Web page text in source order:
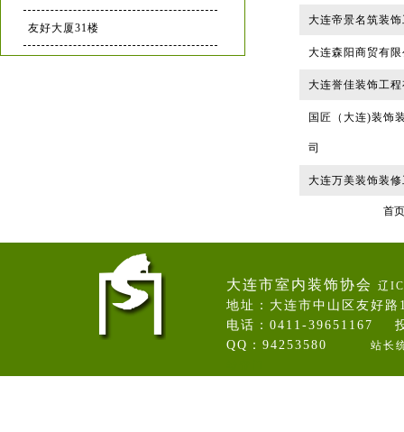
友好大厦31楼
大连帝景名筑装
大连森阳商贸有
大连誉佳装饰工
国匠（大连)装饰
司
大连万美装饰装
首
大连市室内装饰协会 辽
地址：大连市中山区友好
电话：0411-39651167
QQ：94253580 站长